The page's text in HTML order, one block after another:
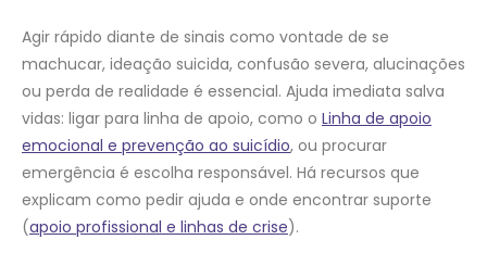
Agir rápido diante de sinais como vontade de se
machucar, ideação suicida, confusão severa, alucinações
ou perda de realidade é essencial. Ajuda imediata salva
vidas: ligar para linha de apoio, como o Linha de apoio
emocional e prevenção ao suicídio, ou procurar
emergência é escolha responsável. Há recursos que
explicam como pedir ajuda e onde encontrar suporte
(apoio profissional e linhas de crise).